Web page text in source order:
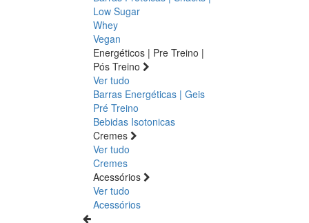
Low Sugar
Whey
Vegan
Energéticos | Pre Treino |
Pós Treino
Ver tudo
Barras Energéticas | Geis
Pré Treino
Bebidas Isotonicas
Cremes
Ver tudo
Cremes
Acessórios
Ver tudo
Acessórios